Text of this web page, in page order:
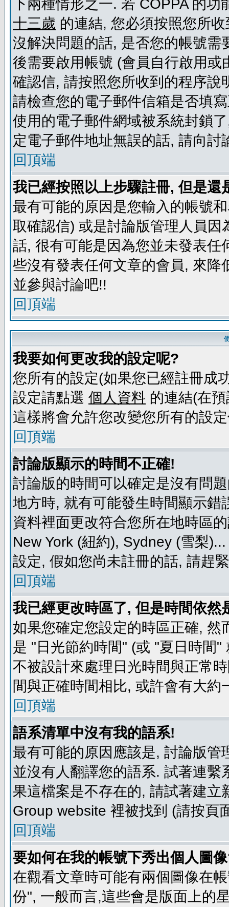
下兩種情形之一. 若 COPPA 的
十三歲 的連結, 您必須按照您所
沒解決問題的話, 是否您的帳號
後需要啟用帳號 (會員自行啟用
確認信, 請按照您所收到的程序
請檢查您的電子郵件信箱是否填
使用的電子郵件網域被系統封鎖
定電子郵件地址無誤的話, 請向
回頂端
我已經按照以上步驟註冊, 但是還
最有可能的原因是您輸入的帳號
取確認信) 或是討論版管理人員
話, 很有可能是因為您並未發表
些沒有發表任何文章的會員, 來
並參與討論吧!!
回頂端
我要如何更改我的設定呢?
您所有的設定(如果您已經註冊成
設定請點選 個人資料 的連結(在
這樣將會允許您改變您所有的設
回頂端
討論版顯示的時間不正確!
討論版的時間可以確定是沒有問
地方時, 就有可能發生時間顯示
資料裡面更改符合您所在地時區
New York (紐約), Sydney (雪梨
設定, 假如您尚未註冊的話, 請趕
回頂端
我已經更改時區了, 但是時間依然
如果您確定您設定的時區正確,
是 "日光節約時間" (或 "夏日時間
不被設計來處理日光時間與正常
間與正確時間相比, 或許會有大約
回頂端
語系清單中沒有我的語系!
最有可能的原因應該是, 討論版
並沒有人翻譯您的語系. 試著連
果這檔案是不存在的, 請試著建
Group website 裡被找到 (請按頁
回頂端
要如何在我的帳號下秀出個人圖
在觀看文章時可能有兩個圖像在
份", 一般而言,這些會是版面上的